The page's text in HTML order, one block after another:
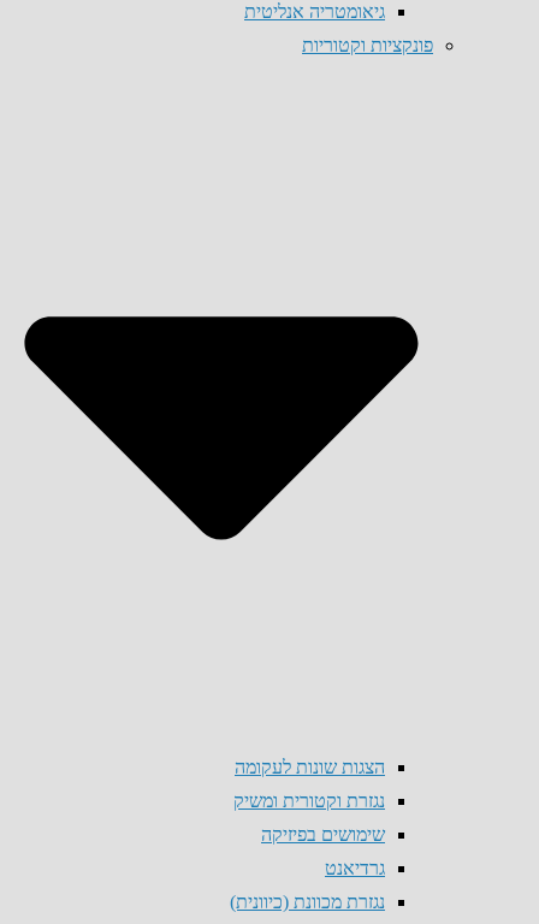
גיאומטריה אנליטית
פונקציות וקטוריות
הצגות שונות לעקומה
נגזרת וקטורית ומשיק
שימושים בפיזיקה
גרדיאנט
נגזרת מכוונת (כיוונית)